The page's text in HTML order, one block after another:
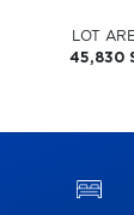
LOT
45,830